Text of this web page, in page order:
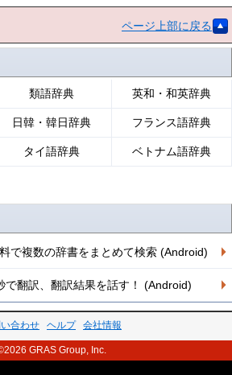
ページ上部に戻る
類語辞典 英和・和英辞典
日韓・韓日辞典 フランス語辞典
タイ語辞典 ベトナム語辞典
で複数の辞書をまとめて検索 (Android)
で翻訳、翻訳結果を話す！ (Android)
合わせ ヘルプ 会社情報
GRAS Group, Inc.